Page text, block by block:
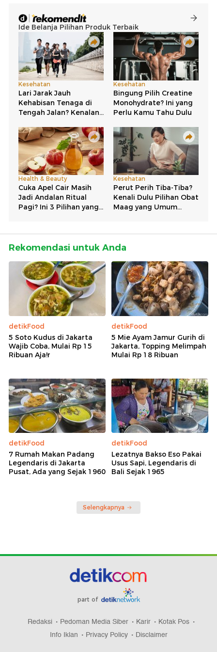
Rekomendasi untuk Anda
detikFood
5 Soto Kudus di Jakarta
Wajib Coba, Mulai Rp 15
Ribuan Aja!r
detikFood
5 Mie Ayam Jamur Gurih di
Jakarta, Topping Melimpah
Mulai Rp 18 Ribuan
detikFood
7 Rumah Makan Padang
Legendaris di Jakarta
Pusat, Ada yang Sejak 1960
detikFood
Lezatnya Bakso Eso Pakai
Usus Sapi, Legendaris di
Bali Sejak 1965
Selengkapnya
part of
Redaksi Pedoman Media Siber Karir
Kotak Pos
Info Iklan
Privacy Policy Disclaimer